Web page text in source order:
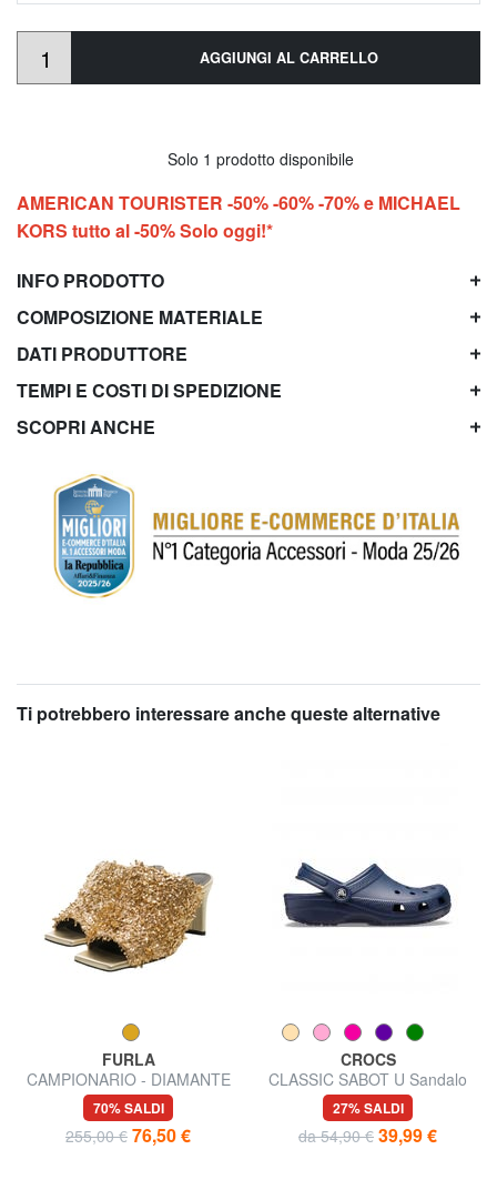
AGGIUNGI AL CARRELLO
Solo 1 prodotto disponibile
AMERICAN TOURISTER -50% -60% -70% e MICHAEL
KORS tutto al -50% Solo oggi!*
INFO PRODOTTO
COMPOSIZIONE MATERIALE
DATI PRODUTTORE
TEMPI E COSTI DI SPEDIZIONE
SCOPRI ANCHE
Ti potrebbero interessare anche queste alternative
FURLA
CAMPIONARIO - DIAMANTE
Sandali con strass
70% SALDI
255,00 € 76,50 €
CROCS
CLASSIC SABOT U Sandalo
27% SALDI
da 54,90 € 39,99 €